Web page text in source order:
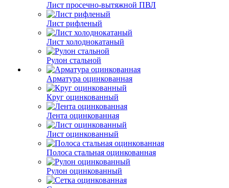
Лист просечно-вытяжной ПВЛ
Лист рифленый
Лист холоднокатаный
Рулон стальной
Арматура оцинкованная
Круг оцинкованный
Лента оцинкованная
Лист оцинкованный
Полоса стальная оцинкованная
Рулон оцинкованный